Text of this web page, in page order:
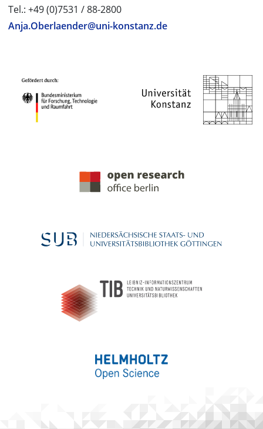
Tel.: +49 (0)7531 / 88-2800
Anja.Oberlaender@uni-konstanz.de